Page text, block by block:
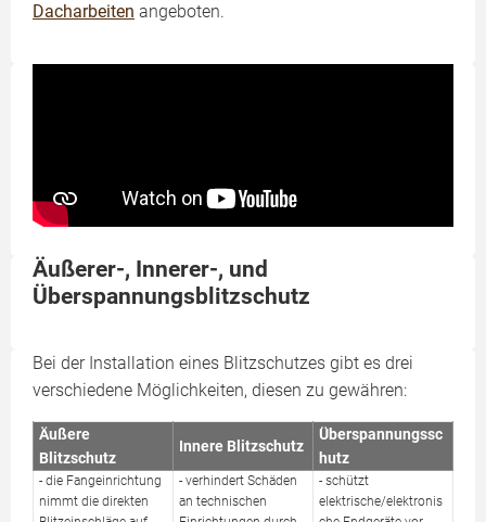
Dacharbeiten angeboten.
Äußerer-, Innerer-, und
Überspannungsblitzschutz
Bei der Installation eines Blitzschutzes gibt es drei
verschiedene Möglichkeiten, diesen zu gewähren:
Äußere
Blitzschutz
Innere Blitzschutz
Überspannungssc
hutz
- die Fangeinrichtung
nimmt die direkten
- verhindert Schäden
an technischen
- schützt
elektrische/elektronis